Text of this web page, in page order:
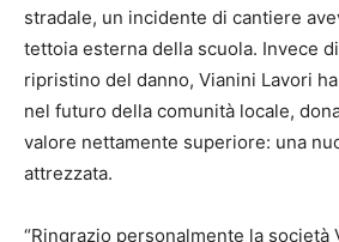
stradale, un incidente di cantiere
tettoia esterna della scuola. Invece
ripristino del danno, Vianini Lavori
nel futuro della comunità locale,
valore nettamente superiore: una
attrezzata.
“Ringrazio personalmente la società